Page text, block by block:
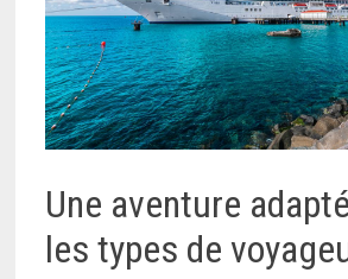
Une aventure
les types de